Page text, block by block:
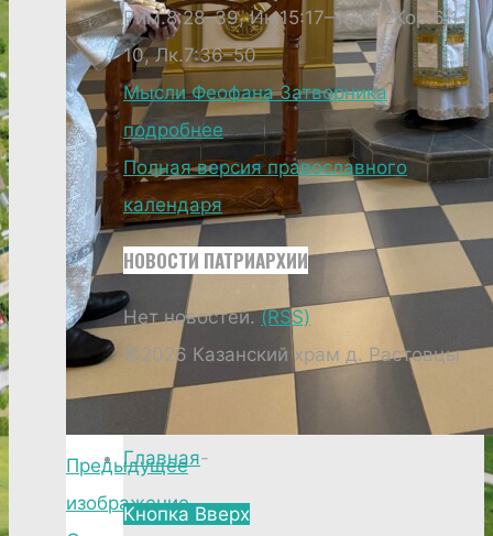
Предыдущее
изображение
Рим.8:28–39, Ин.15:17–16:2, 2Кор.6:1-
10, Лк.7:36–50
Мысли Феофана Затворника
подробнее
Полная версия православного
календаря
НОВОСТИ ПАТРИАРХИИ
Нет новостей.(RSS)
©2026 Казанский храм д. Растовцы
Главная-
Кнопка Вверх